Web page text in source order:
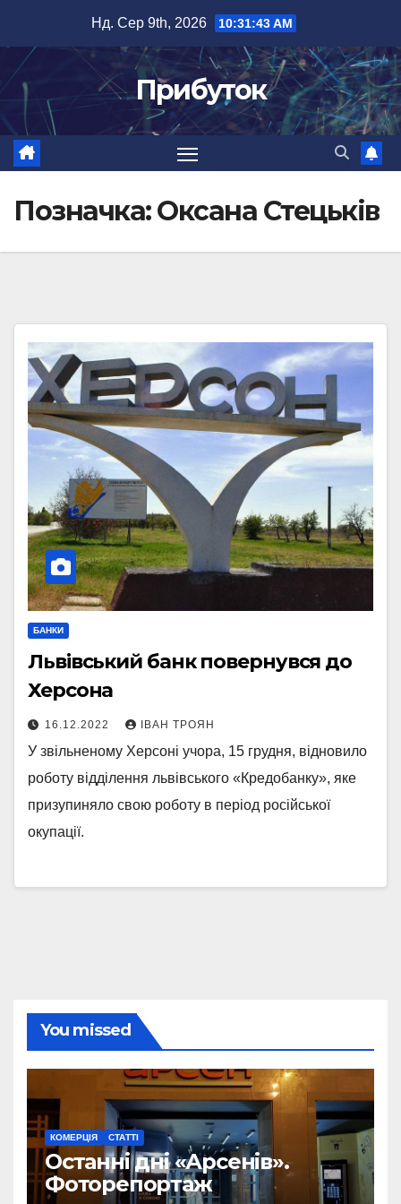
вмісту
Нд. Сер 9th, 2026 10:31:43 AM
Прибуток
Позначка:Оксана Стецьків
БАНКИ
Львівський банк повернувся до
Херсона
16.12.2022 ІВАН ТРОЯН
У звільненому Херсоні учора, 15 грудня, відновило
роботу відділення львівського «Кредобанку», яке
призупиняло свою роботу в період російської
окупації.
You missed
КОМЕРЦІЯ СТАТТІ
Останні дні «Арсенів».
Фоторепортаж